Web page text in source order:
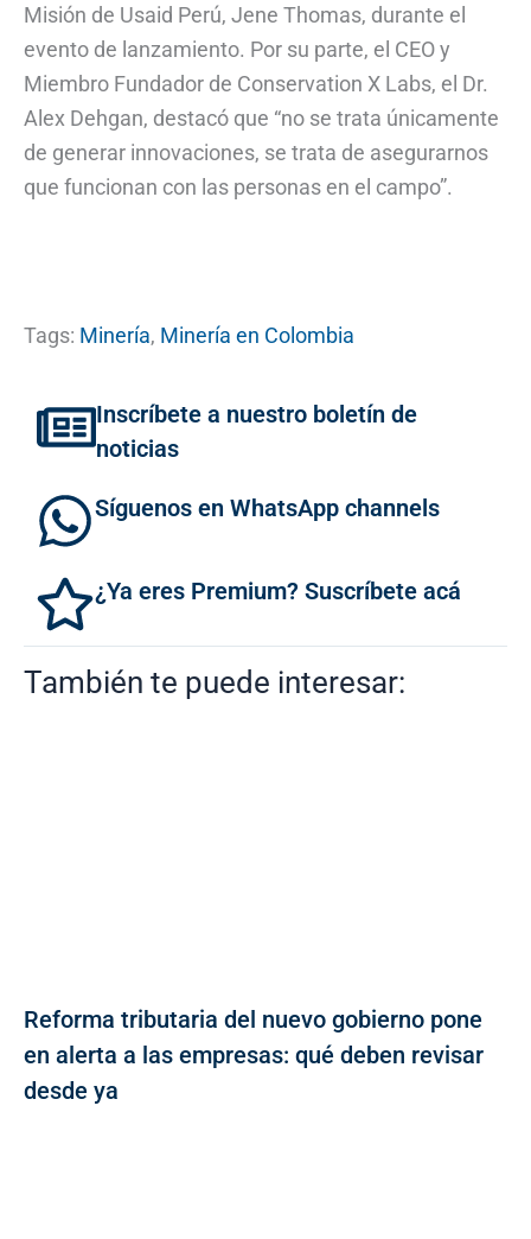
Misión de Usaid Perú, Jene Thomas, durante el
evento de lanzamiento. Por su parte, el CEO y
Miembro Fundador de Conservation X Labs, el Dr.
Alex Dehgan, destacó que “no se trata únicamente
de generar innovaciones, se trata de asegurarnos
que funcionan con las personas en el campo”.
Tags: Minería, Minería en Colombia
Inscríbete a nuestro boletín de
noticias
Síguenos en WhatsApp channels
¿Ya eres Premium? Suscríbete acá
También te puede interesar:
Reforma tributaria del nuevo gobierno pone
en alerta a las empresas: qué deben revisar
desde ya